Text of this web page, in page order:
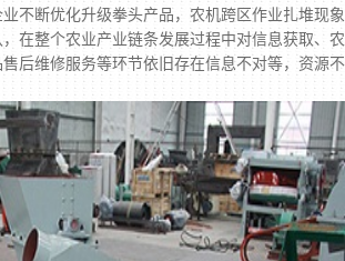
不断优化升级拳头产品，农机跨区作业扎堆现象
在整个农业产业链条发展过程中对信息获取、农
后维修服务等环节依旧存在信息不对等，资源不